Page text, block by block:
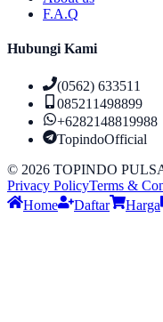
F.A.Q
Hubungi Kami
(0562) 633511
085211498899
+6282148819988
TopindoOfficial
© 2026 TOPINDO
Privacy PolicyTerms &
Home
Daftar Harga